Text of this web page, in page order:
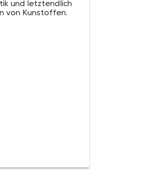
und letztendlich
von Kunstoffen.